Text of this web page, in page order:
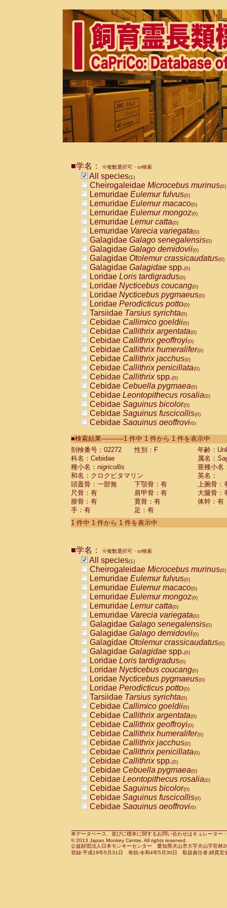
■学名： ※複数選択可・or検索
All species(1)
Cheirogaleidae Microcebus murinus(0)
Lemuridae Eulemur fulvus(0)
Lemuridae Eulemur macaco(0)
Lemuridae Eulemur mongoz(0)
Lemuridae Lemur catta(0)
Lemuridae Varecia variegata(0)
Galagidae Galago senegalensis(0)
Galagidae Galago demidovii(0)
Galagidae Otolemur crassicaudatus(0)
Galagidae Galagidae spp.(0)
Loridae Loris tardigradus(0)
Loridae Nycticebus coucang(0)
Loridae Nycticebus pygmaeus(0)
Loridae Perodicticus potto(0)
Tarsiidae Tarsius syrichta(0)
Cebidae Callimico goeldii(0)
Cebidae Callithrix argentata(0)
Cebidae Callithrix geoffroyi(0)
Cebidae Callithrix humeralifer(0)
Cebidae Callithrix jacchus(0)
Cebidae Callithrix penicillata(0)
Cebidae Callithrixspp.(0)
Cebidae Cebuella pygmaea(0)
Cebidae Leontopithecus rosalia(0)
Cebidae Saguinus bicolor(0)
Cebidae Saguinus fuscicollis(0)
Cebidae Saguinus geoffroyi(0)
CebidaeSaguinus labiatus(0)
Cebidae Saguinus leucopus (0)
Cebidae
CebidaeSaguinus mystax
CebidaeSaguinus nigricollis (1)
Cebidae Saguinus oedipus
Cebidae Saguinus weddelli
Cebidae Saguinusspp.
Cebidae Aotus trivirgatus
Cebidae Cebus albifrons
CebidaeCebus nigrivittatus
CebidaeCebus
CebidaeSaimiri boliviensis(0)
CebidaeSaimiri sciureus(0)
AtelidaeAlouatta caraya(0)
AtelidaeAlouatta fusca(0)
AtelidaeAlouatta seniculus
AtelidaeAlouattaspp.(0)
AtelidaeAteles belzebuth(0)
AtelidaeAteles geoffroyi(0)
AtelidaeAteles paniscus(0)
AtelidaeAtelesspp.(0)
Atelidae Lagothrix lagothricha
AtelidaeLagothrix lagothricha cana
PitheciidaeCacajao calvus
PitheciidaeCallicebus cupreus
PitheciidaeCallicebus donacophilus
PitheciidaeCallicebus moloch
PitheciidaeCallicebus torquatus
PitheciidaeCallicebusspp.(0)
PitheciidaeChiropotes satanas(0)
PitheciidaePithecia monachus
PitheciidaePithecia pithecia(0)
CercopithecidaeCercocebus agilis
CercopithecidaeCercocebus
CercopithecidaeCercocebus
CercopithecidaeCercocebus
CercopithecidaeCercocebus
CercopithecidaeCercocebushybrid
CercopithecidaePapio anubis(0)
CercopithecidaePapio cynocephalus
CercopithecidaePapio hamadryas(0)
■検索結果-----------1 件中 1 件から 1 件を表示中
剖検番号：02272
性別：F
年齢：
科名：Cebidae
属名：
種小名： nigricollis
亜種小名
和名：クロクビタマリン
英名：
頭蓋骨：一部無
下顎骨：有
上腕骨：
尺骨：有
肩甲骨：有
大腿骨：
腓骨：有
寛骨：有
体幹：有
手：有
足：有
1 件中 1 件から 1 件を表示中
■学名： ※複数選択可・or検索
All species(1)
Cheirogaleidae Microcebus murinus(0)
Lemuridae Eulemur fulvus(0)
Lemuridae Eulemur macaco(0)
Lemuridae Eulemur mongoz(0)
Lemuridae Lemur catta(0)
Lemuridae Varecia variegata(0)
Galagidae Galago senegalensis(0)
Galagidae Galago demidovii(0)
Galagidae Otolemur crassicaudatus(0)
Galagidae Galagidae spp.(0)
Loridae Loris tardigradus(0)
Loridae Nycticebus coucang(0)
Loridae Nycticebus pygmaeus(0)
Loridae Perodicticus potto(0)
Tarsiidae Tarsius syrichta(0)
Cebidae Callimico goeldii(0)
Cebidae Callithrix argentata(0)
Cebidae Callithrix geoffroyi(0)
Cebidae Callithrix humeralifer(0)
Cebidae Callithrix jacchus(0)
Cebidae Callithrix penicillata(0)
Cebidae Callithrixspp.(0)
Cebidae Cebuella pygmaea(0)
Cebidae Leontopithecus rosalia(0)
Cebidae Saguinus bicolor(0)
Cebidae Saguinus fuscicollis(0)
Cebidae Saguinus geoffroyi(0)
CebidaeSaguinus leucopus(0)
CebidaeSaguinus midas(0)
Cebidae Saguinus mystax(0)
本データベース、並びに標本に関するお問い合わせはキュレータ
© 2013 Japan Monkey Centre. All rights reserved.
公益財団法人日本モンキーセンター 愛知県犬山市大字犬山字官
登録:平成19年5月31日 有効:令和4年5月30日 取扱責任者:綿貫宏